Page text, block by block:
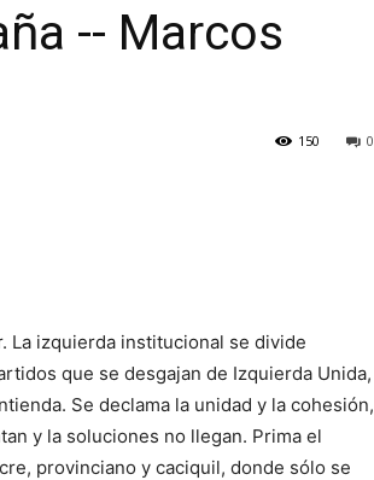
-- Marcos
0
150
La izquierda institucional se divide
que se desgajan de Izquierda Unida,
Se declama la unidad y la cohesión,
y la soluciones no llegan. Prima el
provinciano y caciquil, donde sólo se